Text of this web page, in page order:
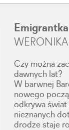
Emigrantka
Czy można
dawnych lat?
W barwnej
nowego
odkrywa świat
nieznanych
drodze staje